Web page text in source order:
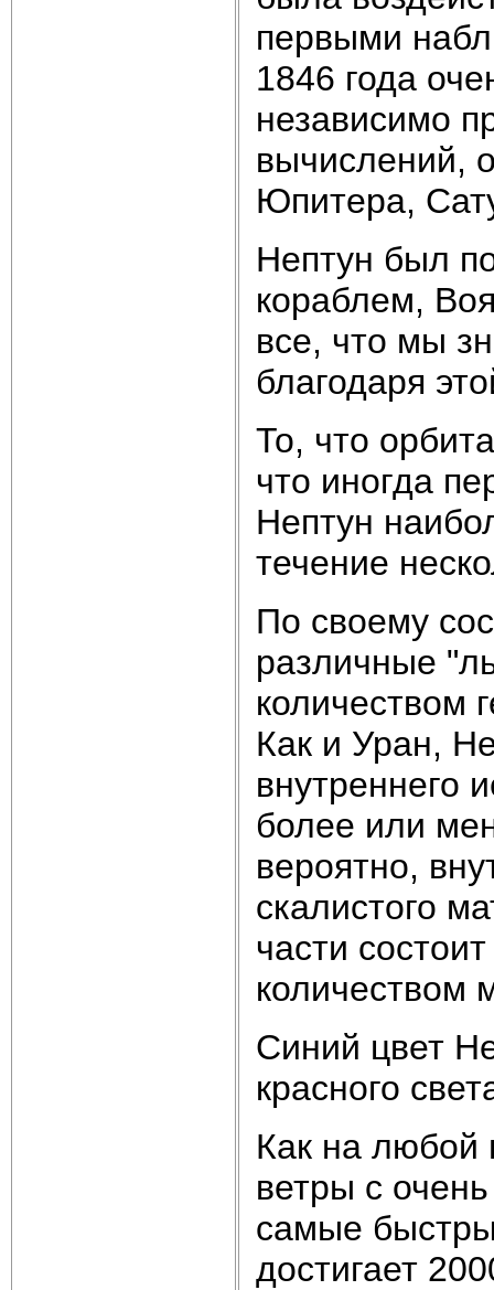
первыми
1846 года
независимо
вычислений,
Юпитера,
Нептун был
кораблем,
все, что мы
благодаря
То, что
что иногда
Нептун
течение
По своему
различные
количеством
Как и Уран,
внутреннего
более или
вероятно,
скалистого
части
количеством
Синий цвет
красного
Как на любой
ветры с
самые
достигает